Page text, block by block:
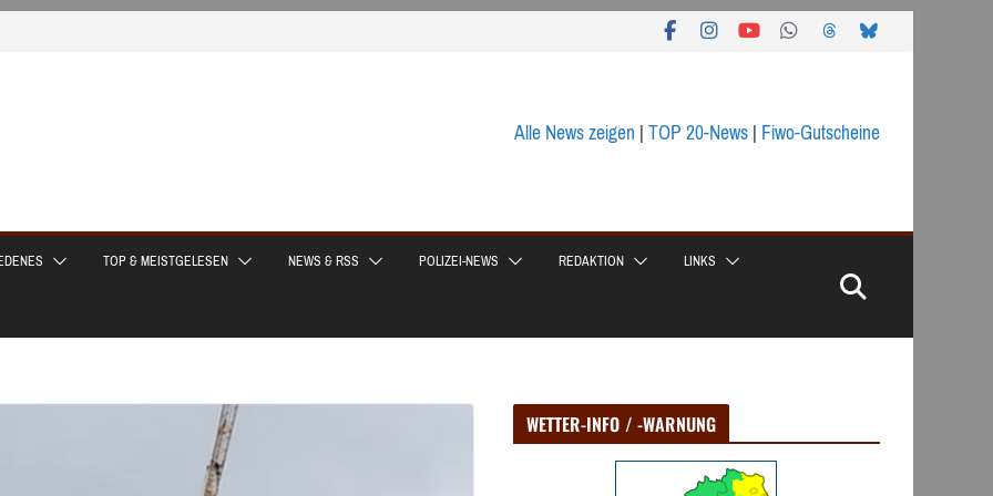
Alle News zeigen|TOP 20-News|Fiwo-Gutscheine
TOP & MEISTGELESEN NEWS & RSS POLIZEI-NEWS REDAKTION LINKS
WETTER-INFO / -WARNUNG